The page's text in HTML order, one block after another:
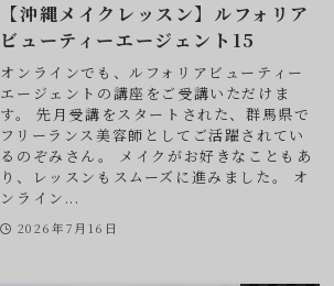
【沖縄メイクレッスン】ルフォリア
ビューティーエージェント15
オンラインでも、ルフォリアビューティー
エージェントの講座をご受講いただけま
す。 先月受講をスタートされた、群馬県で
フリーランス美容師としてご活躍されてい
るのぞみさん。 メイクがお好きなこともあ
り、レッスンもスムーズに進みました。 オ
ンライン...
2026年7月16日